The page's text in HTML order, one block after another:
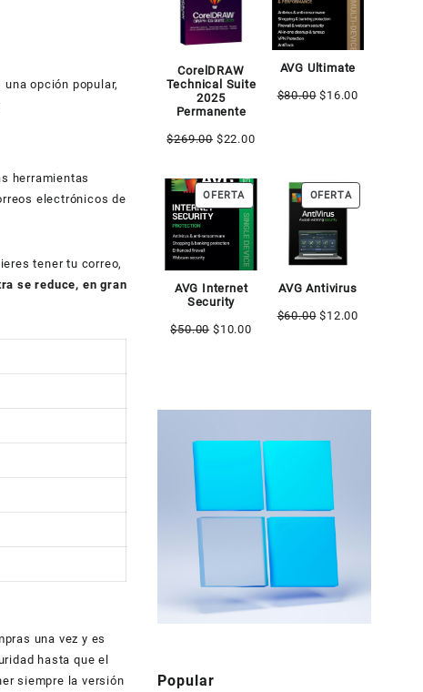
opción popular,
herramientas
electrónicos de
tener tu correo,
se reduce, en gran
una vez y es
hasta que el
siempre la versión
hasta
$150.00
OFERTA
CorelDRAW
Technical Suite
2025
Permanente
$269.00 El
original
era:
$269.00.
$22.00El
actual
OFERTA
AVG Ultimate
$80.00 El
$16.00
OFERTA PRODUCTO
EN
OFERTA
AVG Internet
Security
$50.00 El
$10.00El
OFERTAPRODUCTO
AVG Antivirus
$60.00 El
$12.00
Popular